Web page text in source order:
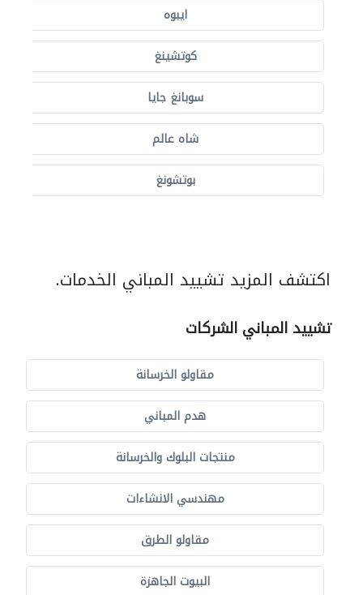
ايبوه
كوتشينغ
سوبانغ جايا
شاه عالم
بوتشونغ
اكتشف المزيد تشييد المباني الخدمات.
تشييد المباني الشركات
مقاولو الخرسانة
هدم المباني
منتجات البلوك والخرسانة
مهندسي الانشاءات
مقاولو الطرق
البيوت الجاهزة